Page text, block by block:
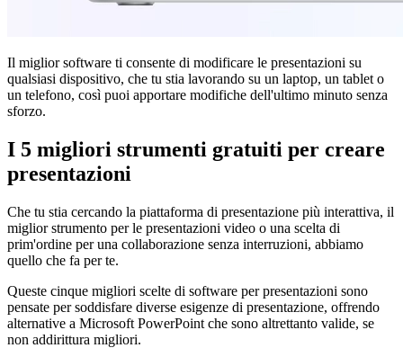
Il miglior software ti consente di modificare le presentazioni su
qualsiasi dispositivo, che tu stia lavorando su un laptop, un tablet o
un telefono, così puoi apportare modifiche dell'ultimo minuto senza
sforzo.
I 5 migliori strumenti gratuiti per creare
presentazioni
Che tu stia cercando la piattaforma di presentazione più interattiva, il
miglior strumento per le presentazioni video o una scelta di
prim'ordine per una collaborazione senza interruzioni, abbiamo
quello che fa per te.
Queste cinque migliori scelte di software per presentazioni sono
pensate per soddisfare diverse esigenze di presentazione, offrendo
alternative a Microsoft PowerPoint che sono altrettanto valide, se
non addirittura migliori.